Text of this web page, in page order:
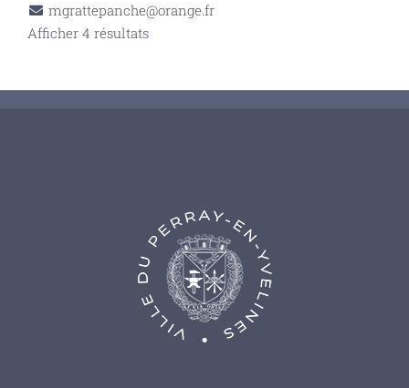
mgrattepanche@orange.fr
Afficher 4 résultats